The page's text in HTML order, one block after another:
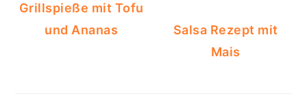
Grillspieße mit Tofu
und Ananas
Salsa Rezept mit
Mais